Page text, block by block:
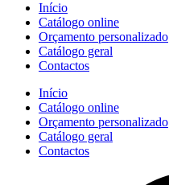
Início
Catálogo online
Orçamento personalizado
Catálogo geral
Contactos
Início
Catálogo online
Orçamento personalizado
Catálogo geral
Contactos